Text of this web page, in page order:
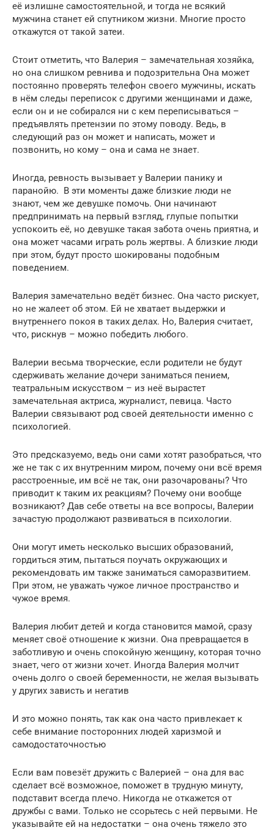
её излишне самостоятельной, и тогда не всякий
мужчина станет ей спутником жизни. Многие просто
откажутся от такой затеи.
Стоит отметить, что Валерия – замечательная хозяйка,
но она слишком ревнива и подозрительна Она может
постоянно проверять телефон своего мужчины, искать
в нём следы переписок с другими женщинами и даже,
если он и не собирался ни с кем переписываться –
предъявлять претензии по этому поводу. Ведь, в
следующий раз он может и написать, может и
позвонить, но кому – она и сама не знает.
Иногда, ревность вызывает у Валерии панику и
паранойю. В эти моменты даже близкие люди не
знают, чем же девушке помочь. Они начинают
предпринимать на первый взгляд, глупые попытки
успокоить её, но девушке такая забота очень приятна, и
она может часами играть роль жертвы. А близкие люди
при этом, будут просто шокированы подобным
поведением.
Валерия замечательно ведёт бизнес. Она часто рискует,
но не жалеет об этом. Ей не хватает выдержки и
внутреннего покоя в таких делах. Но, Валерия считает,
что, рискнув – можно победить любого.
Валерии весьма творческие, если родители не будут
сдерживать желание дочери заниматься пением,
театральным искусством – из неё вырастет
замечательная актриса, журналист, певица. Часто
Валерии связывают род своей деятельности именно с
психологией.
Это предсказуемо, ведь они сами хотят разобраться, что
же не так с их внутренним миром, почему они всё время
расстроенные, им всё не так, они разочарованы? Что
приводит к таким их реакциям? Почему они вообще
возникают? Дав себе ответы на все вопросы, Валерии
зачастую продолжают развиваться в психологии.
Они могут иметь несколько высших образований,
гордиться этим, пытаться поучать окружающих и
рекомендовать им также заниматься саморазвитием.
При этом, не уважать чужое личное пространство и
чужое время.
Валерия любит детей и когда становится мамой, сразу
меняет своё отношение к жизни. Она превращается в
заботливую и очень спокойную женщину, которая точно
знает, чего от жизни хочет. Иногда Валерия молчит
очень долго о своей беременности, не желая вызывать
у других зависть и негатив
И это можно понять, так как она часто привлекает к
себе внимание посторонних людей харизмой и
самодостаточностью
Если вам повезёт дружить с Валерией – она для вас
сделает всё возможное, поможет в трудную минуту,
подставит всегда плечо. Никогда не откажется от
дружбы с вами. Только не ссорьтесь с ней первыми. Не
указывайте ей на недостатки – она очень тяжело это